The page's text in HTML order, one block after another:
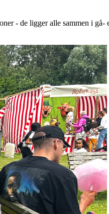
- de ligger alle sammen i gå-